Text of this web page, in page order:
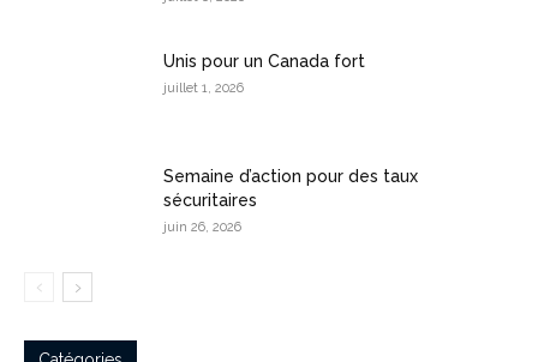
Unis pour un Canada fort
juillet 1, 2026
Semaine d’action pour des taux
sécuritaires
juin 26, 2026